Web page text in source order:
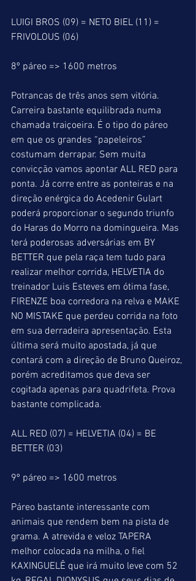
LUIGI BROS (09) = NETO BIEL (11) =
FRIVOLOUS (06)
8º páreo => 1600 metros
Potrancas de três anos sem vitória.
Carreira bastante equilibrada numa
chamada traiçoeira. É o tipo do páreo
em que os grandes “papeleiros”
costumam derrapar. Sem muita
convicção vamos apontar ALL RED para
ponta. Já corre entre as ponteiras e na
direção enérgica do Acedenir Gulart
poderá proporcionar o segundo triunfo
do Haras do Morro na domingueira. Mas
terá poderosas adversárias em BY
BETTER que pela raça tem tudo para
realizar melhor corrida, HELVETIA do
treinador Luis Esteves em ótima fase,
FIRENZE boa corredora na relva e MAKE
NO MISTAKE que perdeu corrida na foto
em sua derradeira apresentação. Esta
última será muito apostada, já que
contará com a direção de Bruno Queiroz,
porém acreditamos que deva ser
cogitada apenas para quadrifeta. Prova
bastante complicada.
ALL RED (07) = HELVETIA (04) = BE
BETTER (03)
9º páreo => 1600 metros
Páreo bastante interessante com
animais que rendem bem na pista de
grama. A atrevida e veloz TAPERA
melhor colocada na milha, o fiel
KAXINGUELÊ que irá muito leve com 52